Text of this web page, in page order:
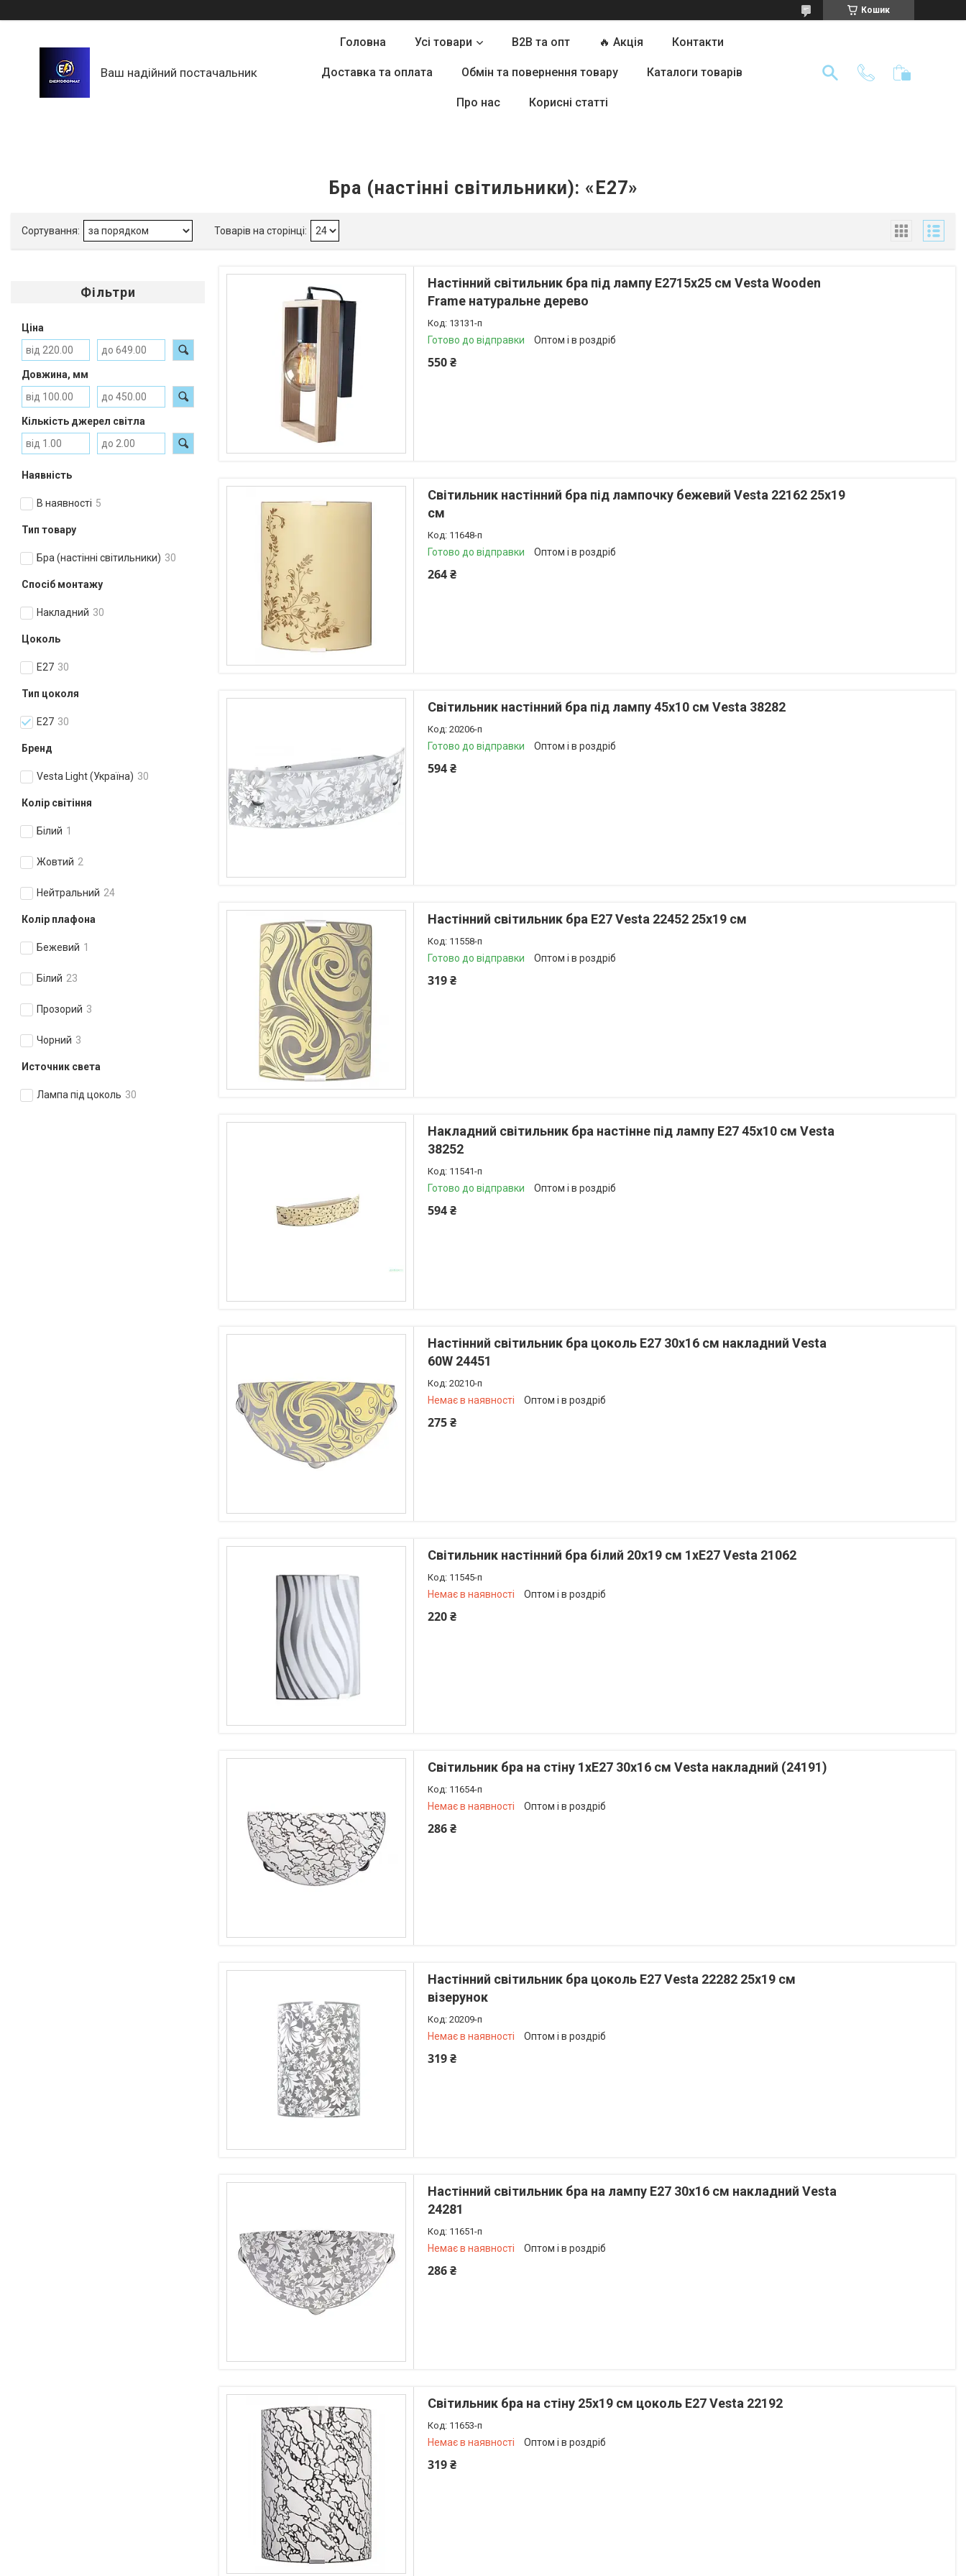
Кошик
Ваш надійний постачальник
Головна Усі товари B2B та опт 🔥 Акція Контакти
Доставка та оплата Обмін та повернення товару Каталоги товарів
Про нас Корисні статті
Бра (настінні світильники): «E27»
Фільтри
Ціна
Довжина, мм
Кількість джерел світла
Наявність
В наявності 5
Тип товару
Бра (настінні світильники) 30
Спосіб монтажу
Накладний 30
Цоколь
E27 30
Тип цоколя
E27 30
Бренд
Vesta Light (Україна) 30
Колір світіння
Білий 1
Жовтий 2
Нейтральний 24
Колір плафона
Бежевий 1
Білий 23
Прозорий 3
Чорний 3
Источник света
Лампа під цоколь 30
Настінний світильник бра під лампу E2715х25 см Vesta Wooden
Frame натуральне дерево
13131-п
Готово до відправки Оптом і в роздріб
550 ₴
Світильник настінний бра під лампочку бежевий Vesta 22162 25х19
см
11648-п
Готово до відправки Оптом і в роздріб
264 ₴
Світильник настінний бра під лампу 45х10 см Vesta 38282
20206-п
Готово до відправки Оптом і в роздріб
594 ₴
Настінний світильник бра Е27 Vesta 22452 25х19 см
11558-п
Готово до відправки Оптом і в роздріб
319 ₴
Накладний світильник бра настінне під лампу Е27 45х10 см Vesta
38252
11541-п
Готово до відправки Оптом і в роздріб
594 ₴
Настінний світильник бра цоколь Е27 30х16 см накладний Vesta
60W 24451
20210-п
Немає в наявності Оптом і в роздріб
275 ₴
Світильник настінний бра білий 20х19 см 1хЕ27 Vesta 21062
11545-п
Немає в наявності Оптом і в роздріб
220 ₴
Світильник бра на стіну 1хЕ27 30х16 см Vesta накладний (24191)
11654-п
Немає в наявності Оптом і в роздріб
286 ₴
Настінний світильник бра цоколь Е27 Vesta 22282 25х19 см
візерунок
20209-п
Немає в наявності Оптом і в роздріб
319 ₴
Настінний світильник бра на лампу Е27 30х16 см накладний Vesta
24281
11651-п
Немає в наявності Оптом і в роздріб
286 ₴
Світильник бра на стіну 25х19 см цоколь Е27 Vesta 22192
11653-п
Немає в наявності Оптом і в роздріб
319 ₴